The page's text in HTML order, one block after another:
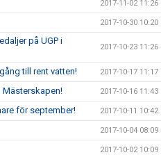
2017-11-02 11:26
2017-10-30 10:20
på UGP i
2017-10-23 11:26
till rent vatten! 2017-10-17 11:17
Mästerskapen! 2017-10-16 11:43
för september! 2017-10-11 10:42
2017-10-04 08:09
2017-10-02 10:09